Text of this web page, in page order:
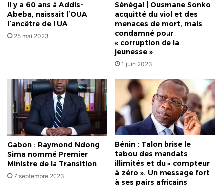
Il y a 60 ans à Addis-
Abeba, naissait l’OUA
l’ancêtre de l’UA
25 mai 2023
Sénégal | Ousmane Sonko
acquitté du viol et des
menaces de mort, mais
condamné pour
« corruption de la
jeunesse »
1 juin 2023
Gabon : Raymond Ndong
Sima nommé Premier
Ministre de la Transition
7 septembre 2023
Bénin : Talon brise le
tabou des mandats
illimités et du « compteur
à zéro ». Un message fort
à ses pairs africains